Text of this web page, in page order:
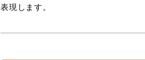
表現します。